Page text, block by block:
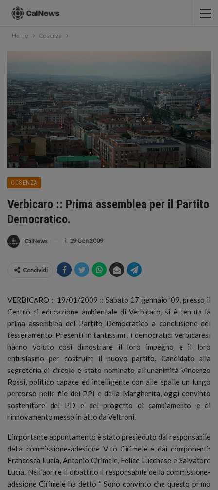
Home Cosenza
COSENZA
Verbicaro :: Prima assemblea per il Partito
Democratico.
CalNews il 19 Gen 2009
Condividi
VERBICARO :: 19/01/2009 :: Sabato 17 gennaio ’09, presso il
Centro di educazione ambientale di Verbicaro, si è tenuta la
prima assemblea del Partito Democratico a conclusione del
tesseramento. Presenti in tantissimi , i democratici verbicaresi
hanno voluto così dimostrare il loro impegno e il loro
entusiasmo per costruire il nuovo partito. Candidato alla
segreteria di circolo è stato nominato all’unanimità Vincenzo
Rossi, politico capace ed intelligente con alle spalle un lungo
percorso nelle file del PPI e della Margherita, oggi convinto
sostenitore del PD e del progetto di cambiamento e di
rinnovamento messo in atto da Veltroni.
L’importante appuntamento è stato presieduto dal responsabile
della commissione-adesione Vito Cirimele e dai componenti:
Francesca Lucia, Antonio Cirimele, Felice Lucchese e Salvatore
Lucia. Nell’aprire il dibattito il responsabile della commissione-
adesione Cirimele ha detto “ Sono convinto che questo primo